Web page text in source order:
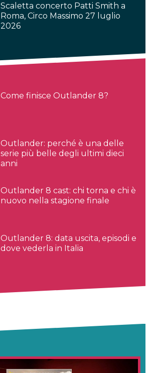
Scaletta concerto Patti Smith a
Roma, Circo Massimo 27 luglio
2026
Come finisce Outlander 8?
Outlander: perché è una delle
serie più belle degli ultimi dieci
anni
Outlander 8 cast: chi torna e chi è
nuovo nella stagione finale
Outlander 8: data uscita, episodi e
dove vederla in Italia